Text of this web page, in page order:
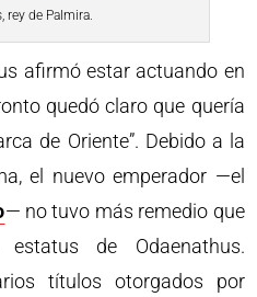
rey de Palmira.
afirmó estar actuando en
quedó claro que quería
de Oriente”. Debido a la
el nuevo emperador —el
— no tuvo más remedio que
de Odaenathus.
títulos otorgados por